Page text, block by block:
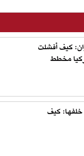
كيف أفشلت
مخطط
خلفها: كيف